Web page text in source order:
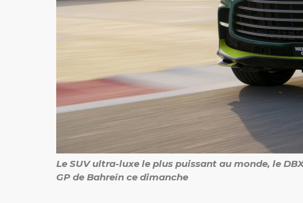
Le SUV ultra-luxe le plus puissant au monde, le
GP de Bahreïn ce dimanche